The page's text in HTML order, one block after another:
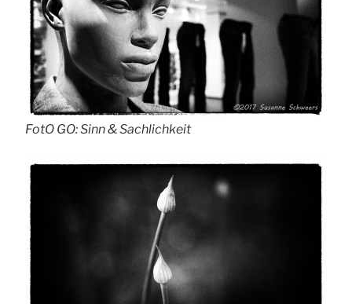
FotO GO: Sinn & Sachlichkeit